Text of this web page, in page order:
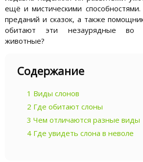
ещё и мистическими
преданий и сказок, а также
обитают эти незаурядные во
животные?
Содержание
1 Виды слонов
2 Где обитают слоны
3 Чем отличаются разные виды
4 Где увидеть слона в неволе